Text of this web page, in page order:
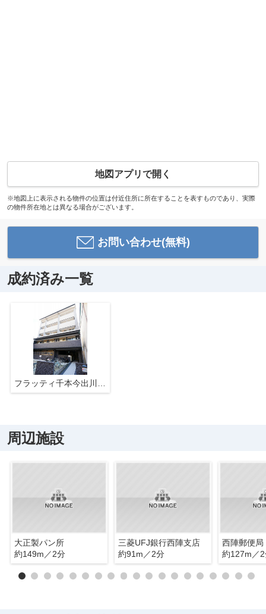
地図アプリで開く
※地図上に表示される物件の位置は付近住所に所在することを表すものであり、実際
の物件所在地とは異なる場合がございます。
お問い合わせ(無料)
成約済み一覧
フラッティ千本今出川ガレージ
周辺施設
大正製パン所
約149m／2分
三菱UFJ銀行西陣支店
約91m／2分
西陣郵便局
約127m／